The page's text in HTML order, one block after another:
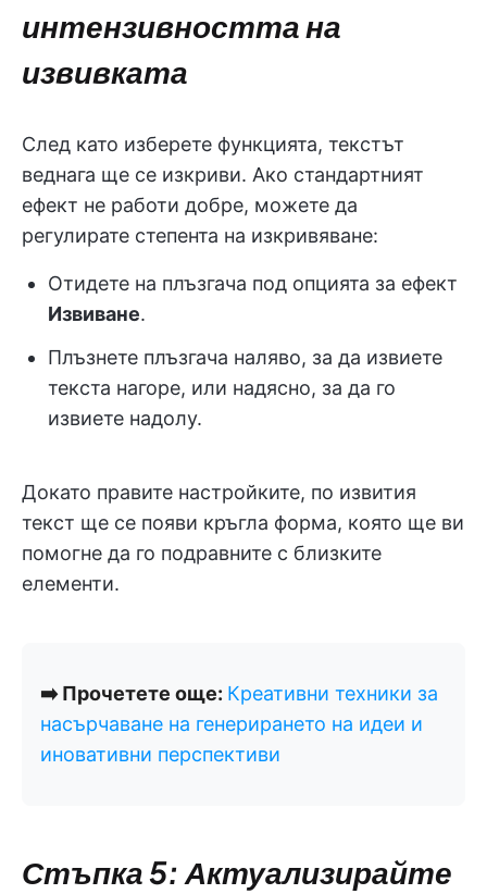
интензивността на
извивката
След като изберете функцията, текстът
веднага ще се изкриви. Ако стандартният
ефект не работи добре, можете да
регулирате степента на изкривяване:
Отидете на плъзгача под опцията за ефект
Извиване.
Плъзнете плъзгача наляво, за да извиете
текста нагоре, или надясно, за да го
извиете надолу.
Докато правите настройките, по извития
текст ще се появи кръгла форма, която ще ви
помогне да го подравните с близките
елементи.
➡️ Прочетете още: Креативни техники за
насърчаване на генерирането на идеи и
иновативни перспективи
Стъпка 5: Актуализирайте